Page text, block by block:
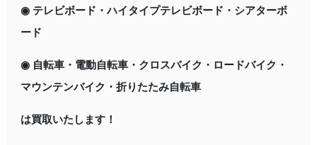
◉ テレビボード・ハイタイプテレビボード・シアターボ
ード
◉ 自転車・電動自転車・クロスバイク・ロードバイク・
マウンテンバイク・折りたたみ自転車
は買取いたします！